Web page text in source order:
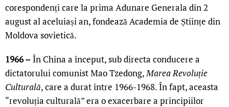
corespondenți care la prima Adunare Generala din 2
august al aceluiași an, fondează Academia de Științe din
Moldova sovietică.
1966 –În China a început, sub directa conducere a
dictatorului comunist Mao Tzedong,Marea Revoluție
Culturală, care a durat între 1966-1968. În fapt, aceasta
“revoluția culturală” era o exacerbare a principiilor